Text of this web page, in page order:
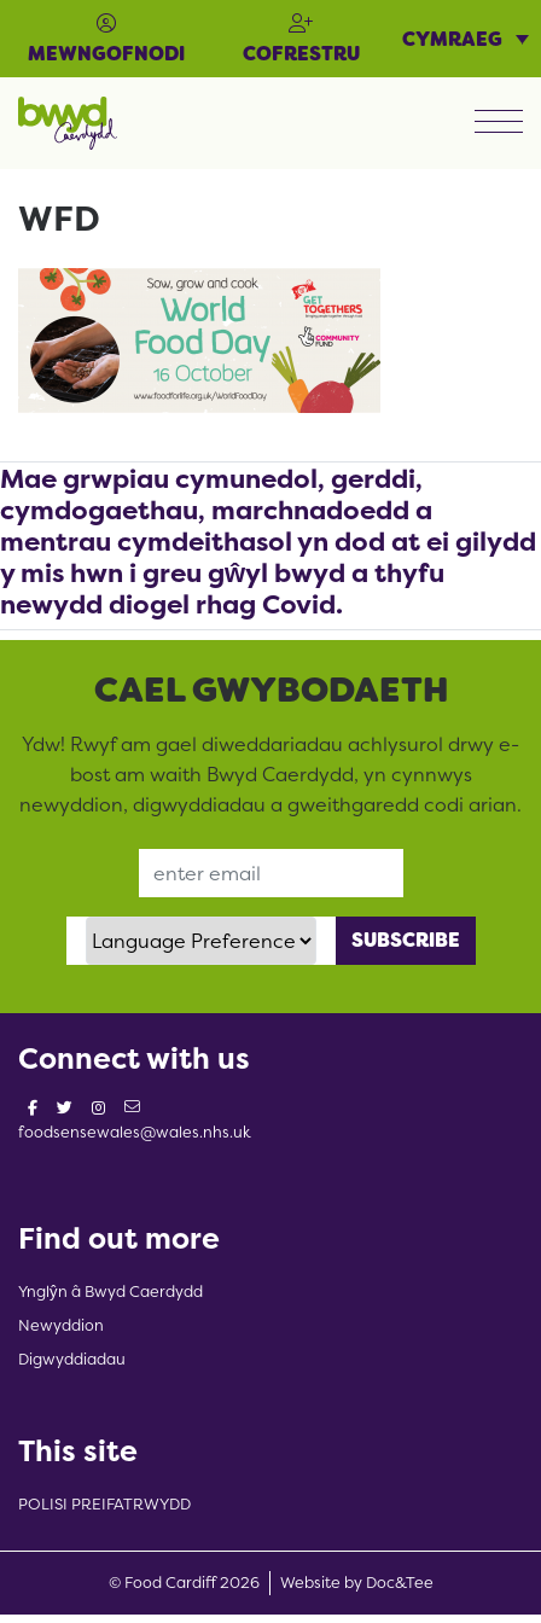
MEWNGOFNODI COFRESTRU
CYMRAEG
WFD
Mae grwpiau cymunedol, gerddi,
cymdogaethau, marchnadoedd a
mentrau cymdeithasol yn dod at ei gilydd
y mis hwn i greu gŵyl bwyd a thyfu
newydd diogel rhag Covid.
CAEL GWYBODAETH
Ydw! Rwyf am gael diweddariadau achlysurol drwy e-
bost am waith Bwyd Caerdydd, yn cynnwys
newyddion, digwyddiadau a gweithgaredd codi arian.
Language Preference
Connect with us
foodsensewales@wales.nhs.uk
Find out more
Ynglŷn â Bwyd Caerdydd
Newyddion
Digwyddiadau
This site
POLISI PREIFATRWYDD
© Food Cardiff 2026 Website by Doc&Tee(opens new